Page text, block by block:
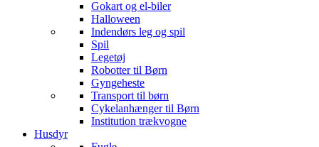
Gokart og el-biler
Halloween
Indendørs leg og spil
Spil
Legetøj
Robotter til Børn
Gyngeheste
Transport til børn
Cykelanhænger til Børn
Institution trækvogne
Husdyr